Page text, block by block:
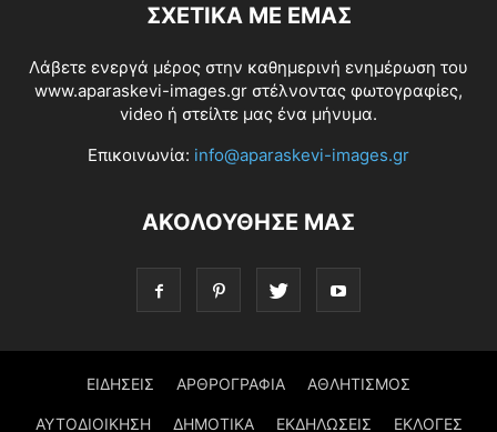
ΣΧΕΤΙΚΆ ΜΕ ΕΜΆΣ
Λάβετε ενεργά μέρος στην καθημερινή ενημέρωση του
www.aparaskevi-images.gr στέλνοντας φωτογραφίες,
video ή στείλτε μας ένα μήνυμα.
Επικοινωνία: info@aparaskevi-images.gr
ΑΚΟΛΟΥΘΗΣΕ ΜΑΣ
ΕΙΔΗΣΕΙΣ ΑΡΘΡΟΓΡΑΦΙΑ ΑΘΛΗΤΙΣΜΟΣ
ΑΥΤΟΔΙΟΙΚΗΣΗ ΔΗΜΟΤΙΚΑ ΕΚΔΗΛΩΣΕΙΣ ΕΚΛΟΓΕΣ